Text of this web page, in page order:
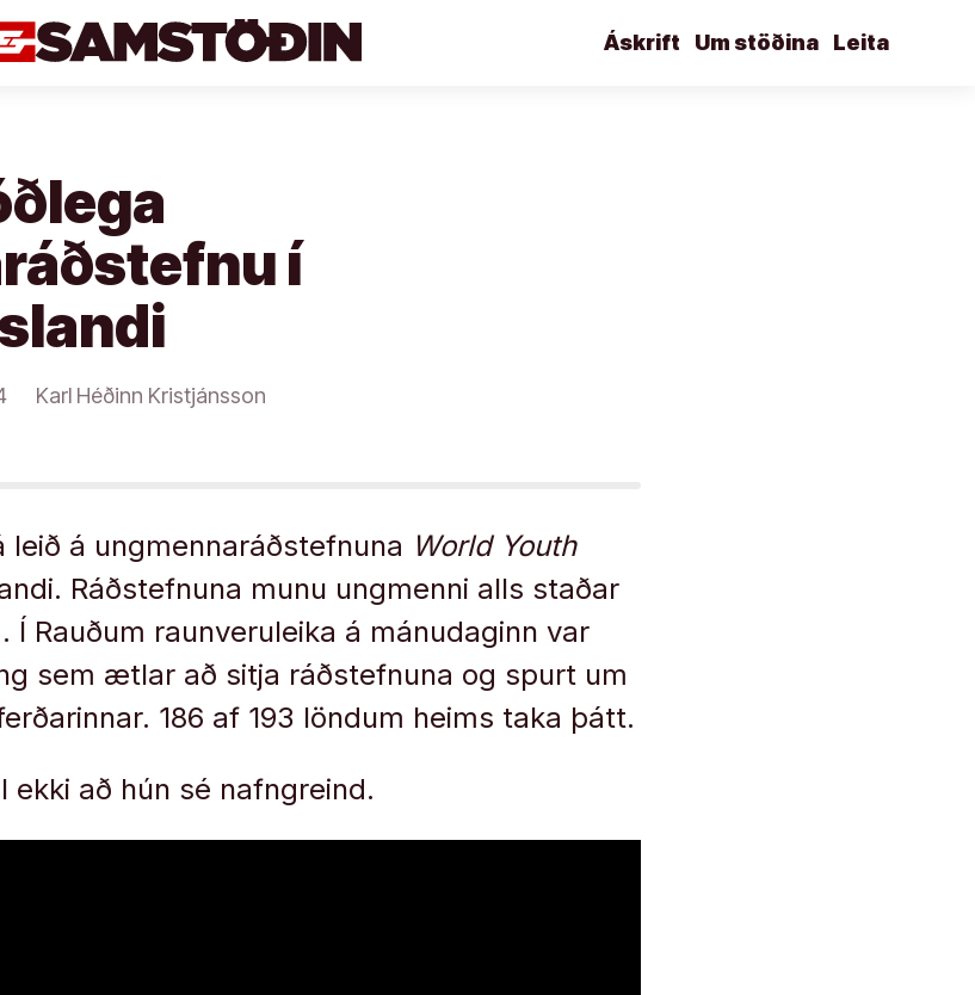
Leita
Um stöðina
Áskrift
í
Karl Héðinn Kristjánsson
leið á ungmennaráðstefnuna World Youth
Ráðstefnuna munu ungmenni alls staðar
Rauðum raunveruleika á mánudaginn var
sem ætlar að sitja ráðstefnuna og spurt um
186 af 193 löndum heims taka þátt.
ekki að hún sé nafngreind.